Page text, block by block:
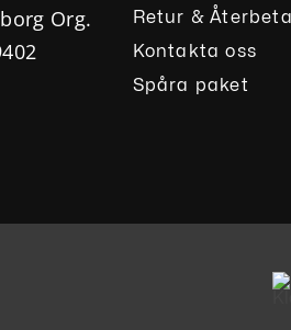
Org.
Retur &
Kontakta oss
Spåra paket